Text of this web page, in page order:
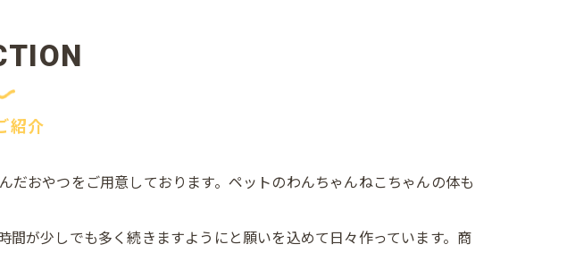
紹介
おやつをご用意しております。ペットのわんちゃんねこちゃんの体も
が少しでも多く続きますようにと願いを込めて日々作っています。商